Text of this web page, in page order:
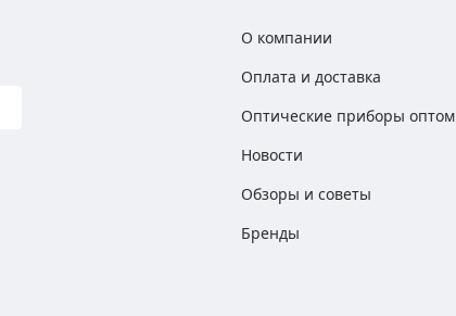
О компании
Оплата и доставка
Оптические приборы оптом
Новости
Обзоры и советы
Бренды